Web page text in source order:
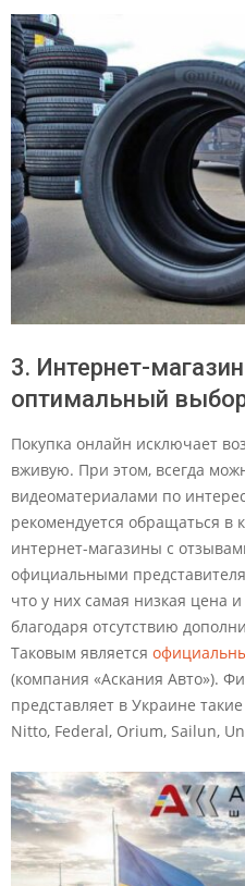
3. Интернет-
оптимальный
Покупка онлайн исключает
вживую. При этом, всегда
видеоматериалами по
рекомендуется обращаться
интернет-магазины с
официальными
что у них самая низкая цена
благодаря отсутствию
Таковым является
(компания «Аскания Авто»).
представляет в Украине
Nitto, Federal, Orium, Sailun,